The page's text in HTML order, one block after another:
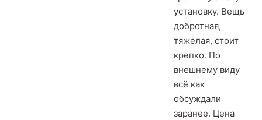
установку. Вещь
добротная,
тяжелая, стоит
крепко. По
внешнему виду
всё как
обсуждали
заранее. Цена